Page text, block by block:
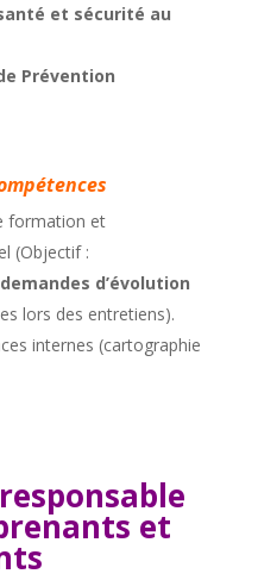
et sécurité au
Prévention
formation et
(Objectif :
d’évolution
lors des entretiens).
internes (cartographie
et